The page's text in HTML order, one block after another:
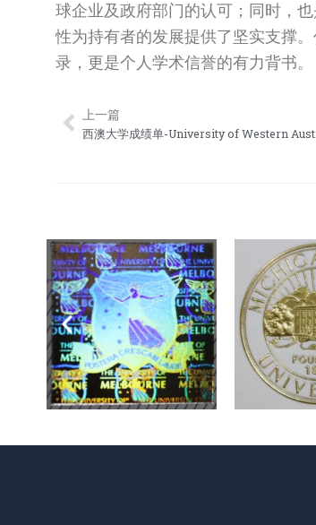
球企业及政府部门的认可；同时，
性为持有者的发展提供了坚实支撑
录，更是个人学术信誉的有力背书。
Prev
上一篇
西澳大学成绩单-University of Western